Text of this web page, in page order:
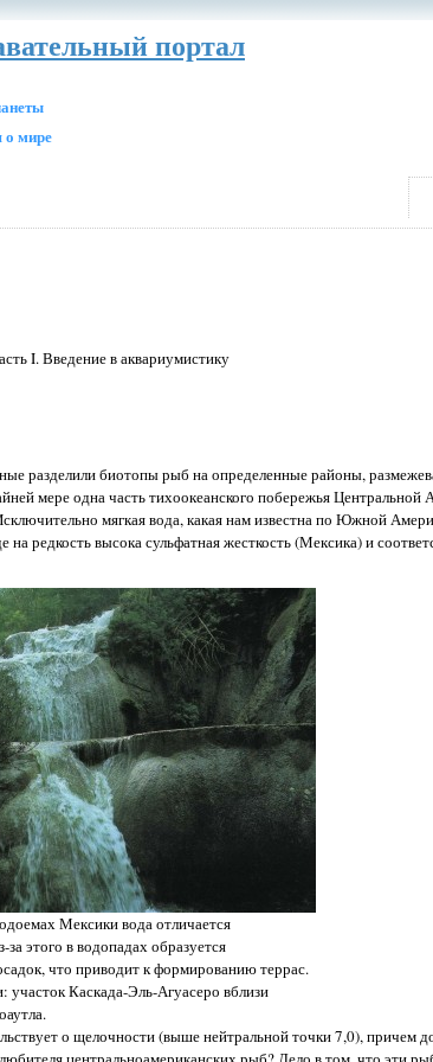
портал
о мире
I. Введение в аквариумистику
разделили биотопы рыб на определенные районы,
мере одна часть тихоокеанского побережья
мягкая вода, какая нам известна по Южной
редкость высока сульфатная жесткость (Мексика) и
Мексики вода отличается
этого в водопадах образуется
что приводит к формированию террас.
участок Каскада-Эль-Агуасеро вблизи
о щелочности (выше нейтральной точки 7,0), причем